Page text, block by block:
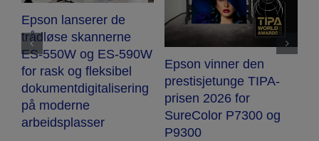
Epson lanserer de
trådløse skannerne
ES-550W og ES-590W
for rask og fleksibel
dokumentdigitalisering
på moderne
arbeidsplasser
Epson vinner den
prestisjetunge TIPA-
prisen 2026 for
SureColor P7300 og
P9300